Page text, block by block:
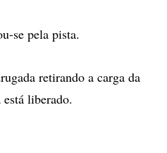
se pela pista.
retirando a carga da
liberado.